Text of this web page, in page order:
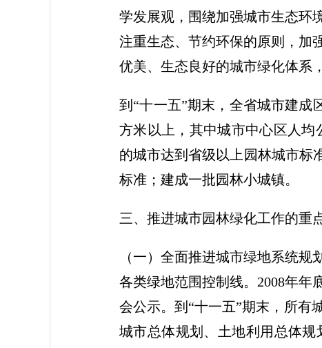
学发展观，围绕加强城市生态环
注重生态、节约环保的原则，加
优美、生态良好的城市绿化体系
到“十一五”期末，全省城市建成
方米以上，其中城市中心区人均
的城市达到省级以上园林城市标
标准；建成一批园林小城镇。
三、推进城市园林绿化工作的重
（一）全面推进城市绿地系统
各类绿地范围控制线。2008年年
会公示。到“十一五”期末，所有
城市总体规划、土地利用总体